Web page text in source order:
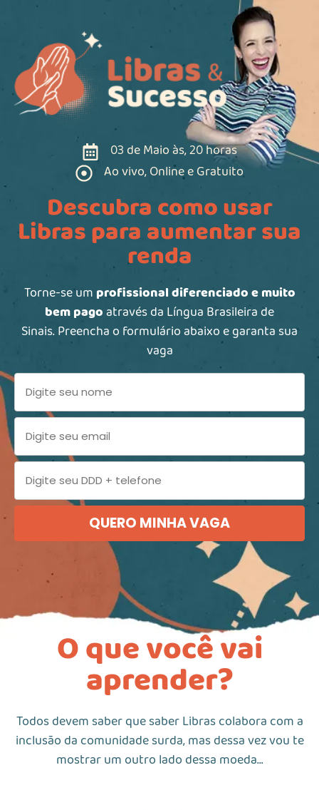
03 de Maio às, 20 horas
Ao vivo, Online e Gratuito
Descubra como usar
Libras para aumentar sua
renda
Torne-se umprofissional diferenciado e muito
bem pagoatravés da Língua Brasileira de
Sinais. Preencha o formulário abaixo e garanta sua
vaga
QUERO MINHA VAGA
O que você vai
aprender?
Todos devem saber que saber Libras colabora com a
inclusão da comunidade surda, mas dessa vez vou te
mostrar um outro lado dessa moeda…